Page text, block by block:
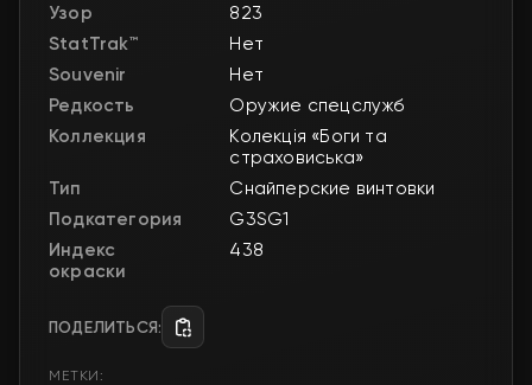
Узор
823
StatTrak™
Нет
Souvenir
Нет
Редкость
Оружие спецслужб
Коллекция
Колекція «Боги та
страховиська»
Тип
Снайперские винтовки
Подкатегория
G3SG1
Индекс
окраски
438
ПОДЕЛИТЬСЯ:
МЕТКИ: